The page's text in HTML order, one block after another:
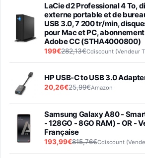
LaCie d2 Professional 4 To,
externe portable et de
USB 3.0, 7 200 tr/min,
pour Mac et PC, abonnement
Adobe CC (STHA4000800)
199€282,13€Cdiscount (Vendeur
HP USB-C to USB 3.0
20,26€25,99€Amazon
Samsung Galaxy A80 -
- 128GO - 8GO RAM) - OR -
Française
193,99€815,76€Cdiscount